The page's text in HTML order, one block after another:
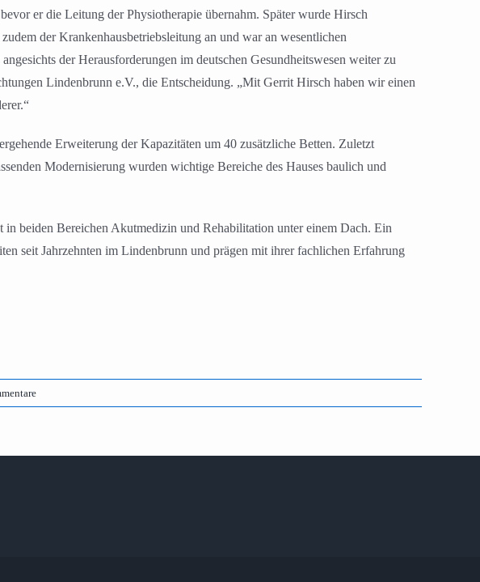
er die Leitung der Physiotherapie übernahm. Später wurde Hirsch
der Krankenhausbetriebsleitung an und war an wesentlichen
der Herausforderungen im deutschen Gesundheitswesen weiter zu
Lindenbrunn e.V., die Entscheidung. „Mit Gerrit Hirsch haben wir einen
Erweiterung der Kapazitäten um 40 zusätzliche Betten. Zuletzt
Modernisierung wurden wichtige Bereiche des Hauses baulich und
beiden Bereichen Akutmedizin und Rehabilitation unter einem Dach. Ein
seit Jahrzehnten im Lindenbrunn und prägen mit ihrer fachlichen Erfahrung